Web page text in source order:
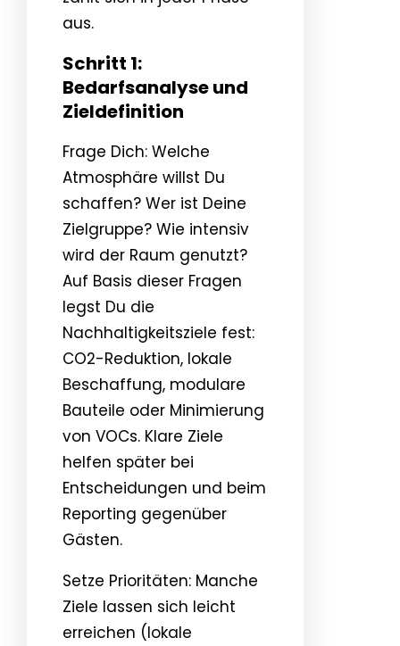
aus.
Schritt 1:
Bedarfsanalyse und
Zieldefinition
Frage Dich: Welche
Atmosphäre willst Du
schaffen? Wer ist Deine
Zielgruppe? Wie intensiv
wird der Raum genutzt?
Auf Basis dieser Fragen
legst Du die
Nachhaltigkeitsziele fest:
CO2-Reduktion, lokale
Beschaffung, modulare
Bauteile oder Minimierung
von VOCs. Klare Ziele
helfen später bei
Entscheidungen und beim
Reporting gegenüber
Gästen.
Setze Prioritäten: Manche
Ziele lassen sich leicht
erreichen (lokale